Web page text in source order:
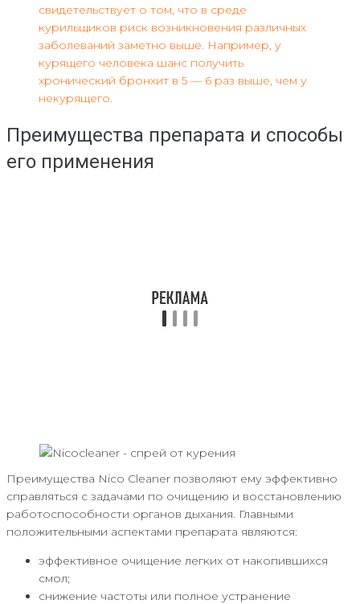
свидетельствует о том, что в среде
курильщиков риск возникновения различных
заболеваний заметно выше. Например, у
курящего человека шанс получить
хронический бронхит в 5 — 6 раз выше, чем у
некурящего.
Преимущества препарата и способы
его применения
Преимущества Nico Cleaner позволяют ему эффективно
справляться с задачами по очищению и восстановлению
работоспособности органов дыхания. Главными
положительными аспектами препарата являются:
эффективное очищение легких от накопившихся
смол;
снижение частоты или полное устранение